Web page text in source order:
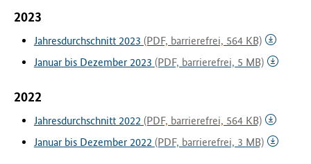
2023
Jahresdurchschnitt 2023 (PDF, barrierefrei, 564 KB)
Januar bis Dezember 2023 (PDF, barrierefrei, 5 MB)
2022
Jahresdurchschnitt 2022 (PDF, barrierefrei, 564 KB)
Januar bis Dezember 2022 (PDF, barrierefrei, 3 MB)